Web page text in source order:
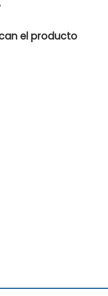
el producto